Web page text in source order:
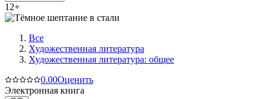
12+
Все
Художественная литература
Художественная литература: общее
0.00Оценить
Электронная книга